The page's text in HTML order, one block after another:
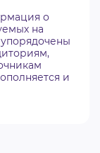
о
на
и